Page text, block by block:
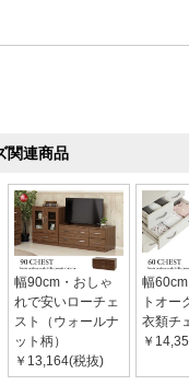
関連商品
幅90cm・おしゃ
れで安いローチェ
スト（ウォールナ
ット柄）
￥13,164(税抜)
幅
トオー
衣類チ
￥